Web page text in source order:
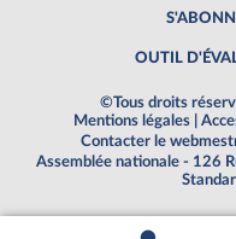
OUTIL
©Tous droits
Mentions légales
Contacter le
Assemblée nationale - 126